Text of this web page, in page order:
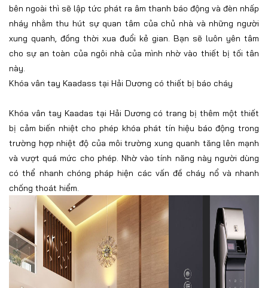
bên ngoài thì sẽ lập tức phát ra âm thanh báo động và đèn nhấp
nháy nhằm thu hút sự quan tâm của chủ nhà và những người
xung quanh, đồng thời xua đuổi kẻ gian. Bạn sẽ luôn yên tâm
cho sự an toàn của ngôi nhà của mình nhờ vào thiết bị tối tân
này.
Khóa vân tay Kaadass tại Hải Dương có thiết bị báo cháy
Khóa vân tay Kaadas tại Hải Dương có trang bị thêm một thiết
bị cảm biến nhiệt cho phép khóa phát tín hiệu báo động trong
trường hợp nhiệt độ của môi trường xung quanh tăng lên mạnh
và vượt quá mức cho phép. Nhờ vào tính năng này người dùng
có thể nhanh chóng pháp hiện các vấn đề cháy nổ và nhanh
chống thoát hiểm.